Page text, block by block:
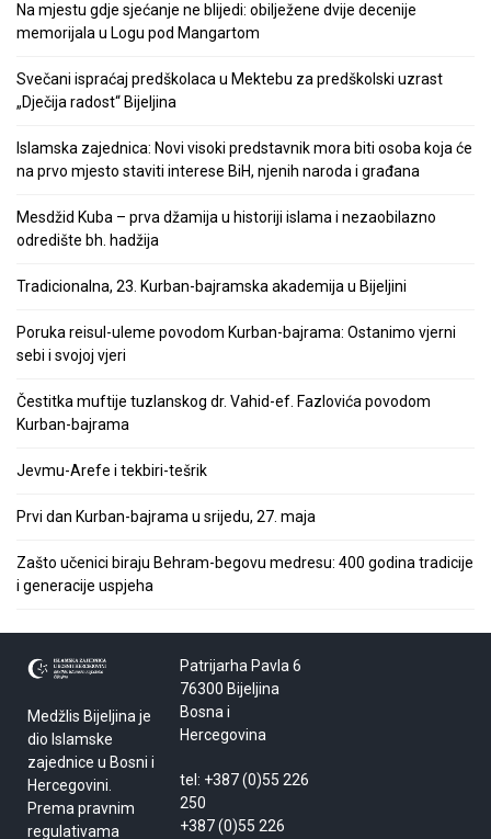
Na mjestu gdje sjećanje ne blijedi: obilježene dvije decenije
memorijala u Logu pod Mangartom
Svečani ispraćaj predškolaca u Mektebu za predškolski uzrast
„Dječija radost“ Bijeljina
Islamska zajednica: Novi visoki predstavnik mora biti osoba koja će
na prvo mjesto staviti interese BiH, njenih naroda i građana
Mesdžid Kuba – prva džamija u historiji islama i nezaobilazno
odredište bh. hadžija
Tradicionalna, 23. Kurban-bajramska akademija u Bijeljini
Poruka reisul-uleme povodom Kurban-bajrama: Ostanimo vjerni
sebi i svojoj vjeri
Čestitka muftije tuzlanskog dr. Vahid-ef. Fazlovića povodom
Kurban-bajrama
Jevmu-Arefe i tekbiri-tešrik
Prvi dan Kurban-bajrama u srijedu, 27. maja
Zašto učenici biraju Behram-begovu medresu: 400 godina tradicije
i generacije uspjeha
Medžlis Bijeljina je
dio Islamske
zajednice u Bosni i
Hercegovini.
Prema pravnim
regulativama
Patrijarha Pavla 6
76300 Bijeljina
Bosna i
Hercegovina
tel: +387 (0)55 226
250
+387 (0)55 226